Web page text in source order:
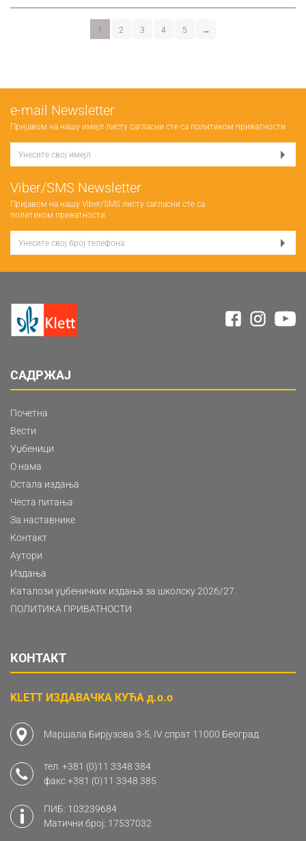
1 2 3 4 5 →
е-mail Newsletter
Пријавом на нашу имејл листу сагласни сте са политиком приватности
Viber/SMS Newsletter
Пријавом на нашу Viber/SMS листу сагласни сте са
политиком приватности
САДРЖАЈ
Почетна
Вести
Уџбеници
О нама
Остала издања
Честа питања
За наставнике
Контакт
Аутори
Издања
Каталози уџбеничких издања за школску 2026/27.
ПОЛИТИКА ПРИВАТНОСТИ
КОНТАКТ
KLETT ИЗДАВАЧКА КУЋА д.о.о
Маршала Бирјузова 3-5, IV спрат 11000 Београд
тел. +381 (0)11 3348 384
факс+381 (0)11 3348 385
ПИБ: 103239684
Матични број: 17537032